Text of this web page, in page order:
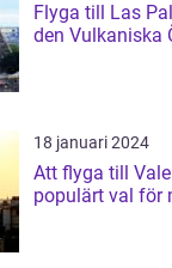
Flyga till Las
den Vulkaniska
18 januari 2024
Att flyga till
populärt val för